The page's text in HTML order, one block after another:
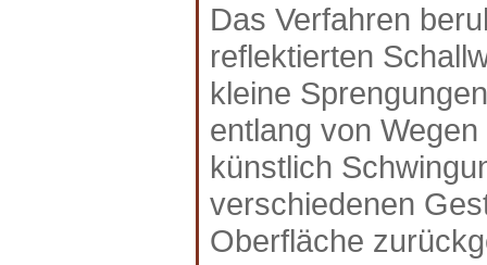
Das Verfahren
reflektierten
kleine
entlang von
künstlich
verschiedenen
Oberfläche